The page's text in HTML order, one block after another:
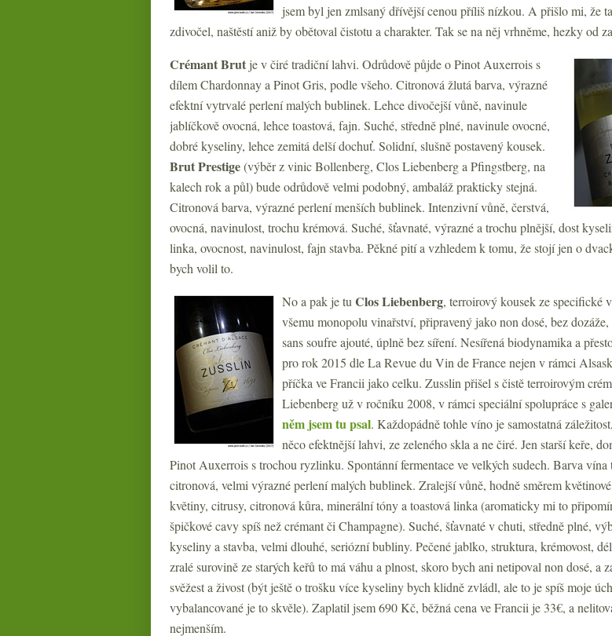
jsem byl jen zmlsaný dřívější cenou příliš nízkou. A přišlo mi, že
zdivočel, naštěstí aniž by obětoval čistotu a charakter. Tak se na něj vrhněme, hezky od
Crémant Brut je v čiré tradiční lahvi. Odrůdově půjde o Pinot Auxerrois s
dílem Chardonnay a Pinot Gris, podle všeho. Citronová žlutá barva, výrazné
efektní vytrvalé perlení malých bublinek. Lehce divočejší vůně, navinule
jablíčkově ovocná, lehce toastová, fajn. Suché, středně plné, navinule ovocné,
dobré kyseliny, lehce zemitá delší dochuť. Solidní, slušně postavený kousek.
Brut Prestige(výběr z vinic Bollenberg, Clos Liebenberg a Pfingstberg, na
kalech rok a půl) bude odrůdově velmi podobný, ambaláž prakticky stejná.
Citronová barva, výrazné perlení menších bublinek. Intenzivní vůně, čerstvá,
ovocná, navinulost, trochu krémová. Suché, šťavnaté, výrazné a trochu plnější, dost
linka, ovocnost, navinulost, fajn stavba. Pěkné pití a vzhledem k tomu, že stojí jen o
bych volil to.
No a pak je tu Clos Liebenberg, terroirový kousek ze specifické
všemu monopolu vinařství, připravený jako non dosé, bez
sans soufre ajouté, úplně bez síření. Nesířená biodynamika a
pro rok 2015 dle La Revue du Vin de France nejen v rámci
příčka ve Francii jako celku. Zusslin přišel s čistě terroirovým
Liebenberg už v ročníku 2008, v rámci speciální spolupráce s
něm jsem tu psal. Každopádně tohle víno je samostatná
něco efektnější lahvi, ze zeleného skla a ne čiré. Jen starší keře,
Pinot Auxerrois s trochou ryzlinku. Spontánní fermentace ve velkých sudech. Barva vína
citronová, velmi výrazné perlení malých bublinek. Zralejší vůně, hodně směrem
květiny, citrusy, citronová kůra, minerální tóny a toastová linka (aromaticky mi to
špičkové cavy spíš než crémant či Champagne). Suché, šťavnaté v chuti, středně plné,
kyseliny a stavba, velmi dlouhé, seriózní bubliny. Pečené jablko, struktura, krémovost,
zralé surovině ze starých keřů to má váhu a plnost, skoro bych ani netipoval non dosé, a
svěžest a živost (být ještě o trošku více kyseliny bych klidně zvládl, ale to je spíš moje
vybalancované je to skvěle). Zaplatil jsem 690 Kč, běžná cena ve Francii je 33€, a
nejmenším.